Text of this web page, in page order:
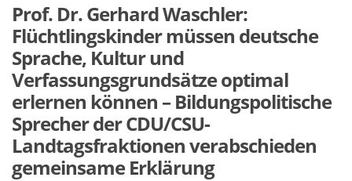
Prof. Dr. Gerhard Waschler:
Flüchtlingskinder müssen deutsche
Sprache, Kultur und
Verfassungsgrundsätze optimal
erlernen können – Bildungspolitische
Sprecher der CDU/CSU-
Landtagsfraktionen verabschieden
gemeinsame Erklärung